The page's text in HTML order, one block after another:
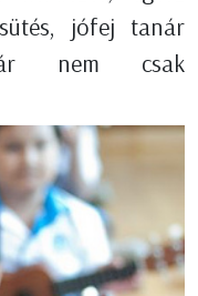
jófej tanár
nem csak